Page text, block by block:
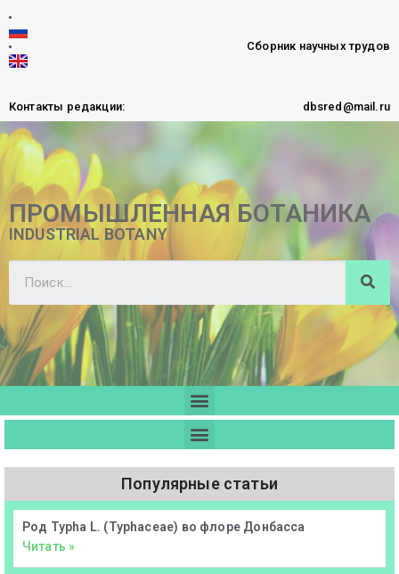
Сборник научных трудов
Контакты редакции: dbsred@mail.ru
ПРОМЫШЛЕННАЯ БОТАНИКА
INDUSTRIAL BOTANY
Популярные статьи
Род Typha L. (Typhaceae) во флоре Донбасса
Читать »